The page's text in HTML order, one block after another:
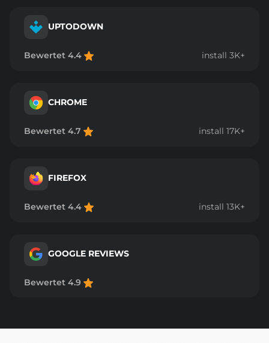
UPTODOWN
Bewertet 4.4 install 3K+
CHROME
Bewertet 4.7 install 17K+
FIREFOX
Bewertet 4.4 install 13K+
GOOGLE REVIEWS
Bewertet 4.9